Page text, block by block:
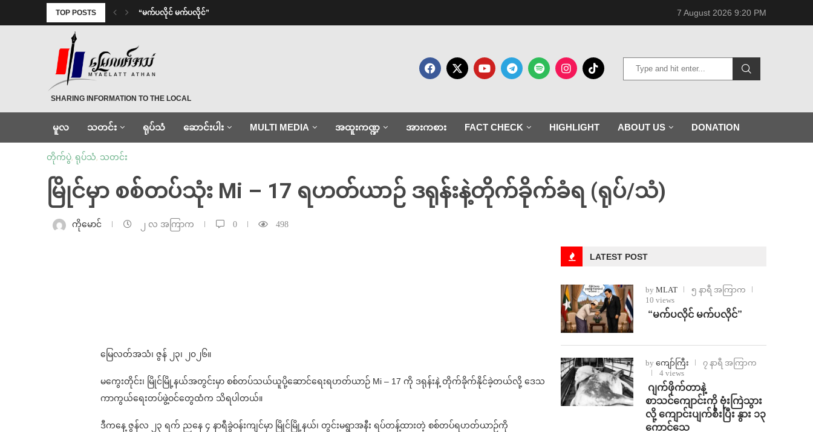
TOP POSTS ⁨ ⁨“မက်ပလိုင် မက်ပလိုင်” 7 August 2026 9:20 PM
MYAELATT ATHAN
SHARING INFORMATION TO THE LOCAL
မူလ သတင်း ရုပ်သံ ဆောင်းပါး MULTI MEDIA အထူးကဏ္ဍ အားကစား FACT CHECK HIGHLIGHT ABOUT US DONATION
တိုက်ပွဲ, ရုပ်သံ, သတင်း
မြိုင်မှာ စစ်တပ်သုံး Mi – 17 ရဟတ်ယာဉ် ဒရုန်းနဲ့တိုက်ခိုက်ခံရ (ရုပ်/သံ)
ကိုမောင် ၂ လ အကြာက 0 498
မြေလတ်အသံ၊ ဇွန် ၂၃၊ ၂၀၂၆။
မကွေးတိုင်း၊ မြိုင်မြို့နယ်အတွင်းမှာ စစ်တပ်သယ်ယူပို့ဆောင်ရေးရဟတ်ယာဉ် Mi – 17 ကို ဒရုန်းနဲ့ တိုက်ခိုက်နိုင်ခဲ့တယ်လို့ ဒေသ
ကာကွယ်ရေးတပ်ဖွဲ့ဝင်တွေထံက သိရပါတယ်။
ဒီကနေ့ ဇွန်လ ၂၃ ရက် ညနေ ၄ နာရီခွဲဝန်းကျင်မှာ မြိုင်မြို့နယ်၊ တွင်းမရွာအနီး ရပ်တန့်ထားတဲ့ စစ်တပ်ရဟတ်ယာဉ်ကို
LATEST POST
by MLAT
၅ နာရီ အကြာက
10 views
⁨ ⁨“မက်ပလိုင် မက်ပလိုင်”
by ကျော်ကြီး
၇ နာရီ အကြာက
4 views
⁨⁩ ⁨ဂျက်ဖိုက်တာနဲ့
စာသင်ကျောင်းကို ဗုံးကြဲသွား
လို့ ကျောင်းပျက်စီးပြီး နွား ၁၃
ကောင်သေ